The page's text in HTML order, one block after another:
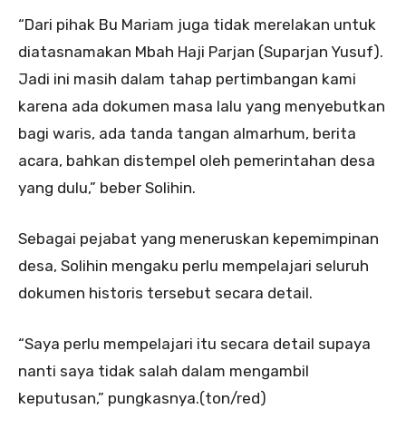
“Dari pihak Bu Mariam juga tidak merelakan untuk
diatasnamakan Mbah Haji Parjan (Suparjan Yusuf).
Jadi ini masih dalam tahap pertimbangan kami
karena ada dokumen masa lalu yang menyebutkan
bagi waris, ada tanda tangan almarhum, berita
acara, bahkan distempel oleh pemerintahan desa
yang dulu,” beber Solihin.
Sebagai pejabat yang meneruskan kepemimpinan
desa, Solihin mengaku perlu mempelajari seluruh
dokumen historis tersebut secara detail.
“Saya perlu mempelajari itu secara detail supaya
nanti saya tidak salah dalam mengambil
keputusan,” pungkasnya.(ton/red)